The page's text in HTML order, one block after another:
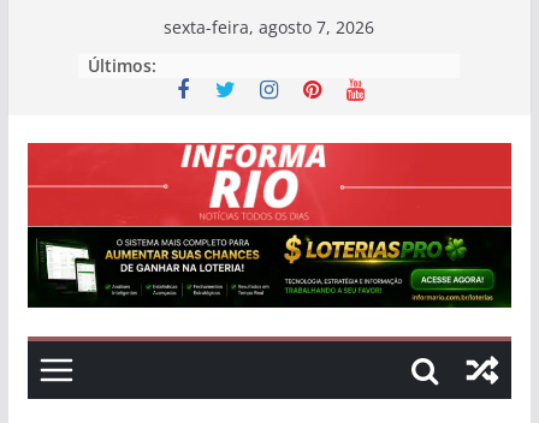
sexta-feira, agosto 7, 2026
Últimos: